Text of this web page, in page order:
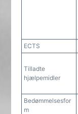
ECTS
Tilladte
hjælpemidler
Bedømmelsesfor
m